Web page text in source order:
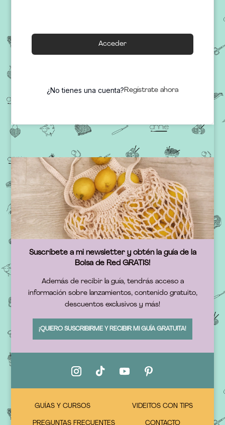
Acceder
¿No tienes una cuenta?Regístrate ahora
Suscríbete a mi newsletter y obtén la guía de la
Bolsa de Red GRATIS!
Además de recibir la guía, tendrás acceso a
información sobre lanzamientos, contenido gratuito,
descuentos exclusivos y más!
¡QUIERO SUSCRIBIRME Y RECIBIR MI GUÍA GRATUITA!
GUÍAS Y CURSOS VIDEITOS CON TIPS
PREGUNTAS FRECUENTES CONTACTO